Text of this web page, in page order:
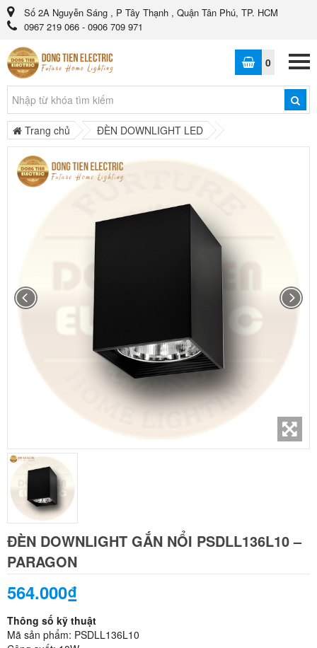
Số 2A Nguyễn Sáng , P Tây Thạnh , Quận Tân Phú, TP. HCM
0967 219 066 - 0906 709 971
0
Trang chủ ĐÈN DOWNLIGHT LED
ĐÈN DOWNLIGHT GẮN NỔI PSDLL136L10 –
PARAGON
564.000₫
Thông số kỹ thuật
Mã sản phẩm: PSDLL136L10